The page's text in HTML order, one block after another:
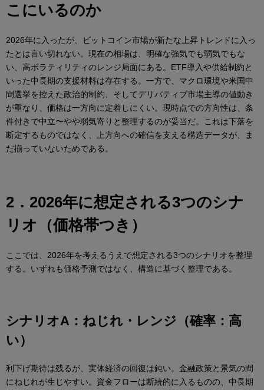
こにいるのか
2026年に入ったが、ビットコイン市場が新たな上昇トレンドに入っ
たとは言い切れない。現在の相場は、明確な強気でも弱気でもな
い、高ボラティリティのレンジ局面にある。ETF導入や供給制約と
いった中長期の支援材料は存在する。一方で、マクロ環境や米国中
間選挙を控えた政治的制約、そしてデリバティブ市場主導の値動き
が重なり、価格は一方向に定着しにくい。現時点での方向性は、条
件付きで中立〜やや弱気寄りと整理するのが妥当だ。これは下落を
断定するものではなく、上方向への確信を支える構造データが、ま
だ揃っていないためである。
2．2026年に想定される3つのシナ
リオ（価格帯つき）
ここでは、2026年を考えるうえで想定される3つのシナリオを整理
する。いずれも価格予測ではなく、構造に基づく整理である。
シナリオA：ねじれ・レンジ（確率：高
い）
利下げ期待は残るが、実体経済の回復は鈍い。金融政策と景気の間
にねじれが生じやすい。資金フローは断続的に入るものの、中長期